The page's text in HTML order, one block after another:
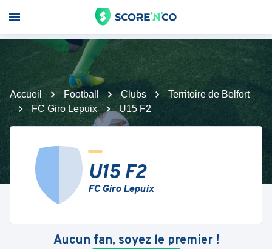
Accueil Football Clubs
Territoire de Belfort
FC Giro Lepuix
U15 F2
U15 F2
FC Giro Lepuix
Aucun fan, soyez le premier !